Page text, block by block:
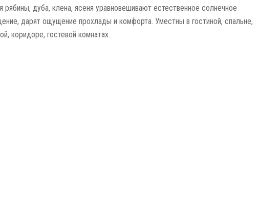
рябины, дуба, клена, ясеня уравновешивают естественное солнечное
дарят ощущение прохлады и комфорта. Уместны в гостиной, спальне,
коридоре, гостевой комнатах.